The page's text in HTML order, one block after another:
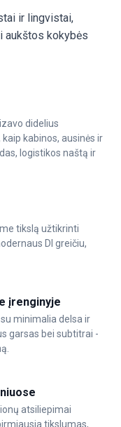
ir lingvistai,
aukštos kokybės
didelius
kabinos, ausinės ir
logistikos naštą ir
tikslą užtikrinti
DI greičiu,
įrenginyje
minimalia delsa ir
garsas bei subtitrai -
atsiliepimai
tikslumas,